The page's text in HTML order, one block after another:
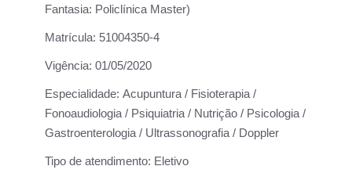
Fantasia: Policlínica Master)
Matrícula: 51004350-4
Vigência: 01/05/2020
Especialidade: Acupuntura / Fisioterapia /
Fonoaudiologia / Psiquiatria / Nutrição / Psicologia /
Gastroenterologia / Ultrassonografia / Doppler
Tipo de atendimento: Eletivo